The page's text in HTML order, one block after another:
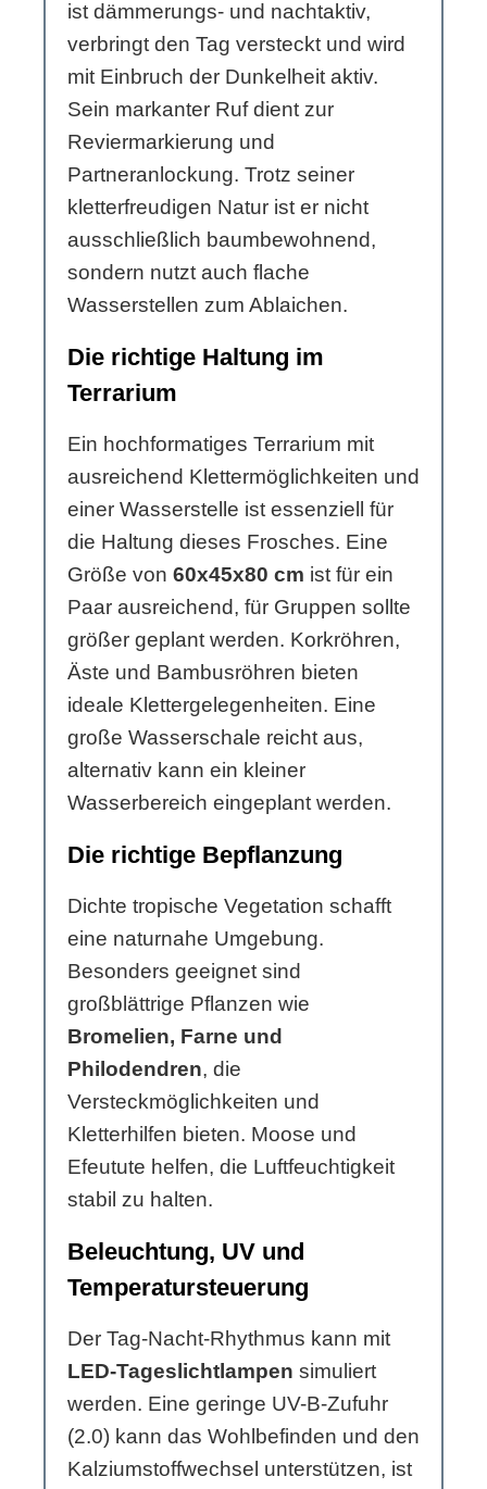
ist dämmerungs- und nachtaktiv,
verbringt den Tag versteckt und wird
mit Einbruch der Dunkelheit aktiv.
Sein markanter Ruf dient zur
Reviermarkierung und
Partneranlockung. Trotz seiner
kletterfreudigen Natur ist er nicht
ausschließlich baumbewohnend,
sondern nutzt auch flache
Wasserstellen zum Ablaichen.
Die richtige Haltung im
Terrarium
Ein hochformatiges Terrarium mit
ausreichend Klettermöglichkeiten und
einer Wasserstelle ist essenziell für
die Haltung dieses Frosches. Eine
Größe von 60x45x80 cm ist für ein
Paar ausreichend, für Gruppen sollte
größer geplant werden. Korkröhren,
Äste und Bambusröhren bieten
ideale Klettergelegenheiten. Eine
große Wasserschale reicht aus,
alternativ kann ein kleiner
Wasserbereich eingeplant werden.
Die richtige Bepflanzung
Dichte tropische Vegetation schafft
eine naturnahe Umgebung.
Besonders geeignet sind
großblättrige Pflanzen wie
Bromelien, Farne und
Philodendren, die
Versteckmöglichkeiten und
Kletterhilfen bieten. Moose und
Efeutute helfen, die Luftfeuchtigkeit
stabil zu halten.
Beleuchtung, UV und
Temperatursteuerung
Der Tag-Nacht-Rhythmus kann mit
LED-Tageslichtlampen simuliert
werden. Eine geringe UV-B-Zufuhr
(2.0) kann das Wohlbefinden und den
Kalziumstoffwechsel unterstützen, ist